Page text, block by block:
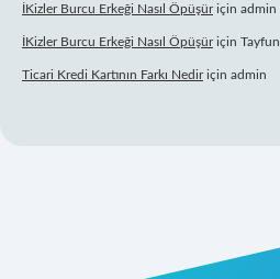
İKizler Burcu Erkeği Nasıl Öpüşüriçin admin
İKizler Burcu Erkeği Nasıl Öpüşüriçin Tayfun
Ticari Kredi Kartının Farkı Nediriçin admin